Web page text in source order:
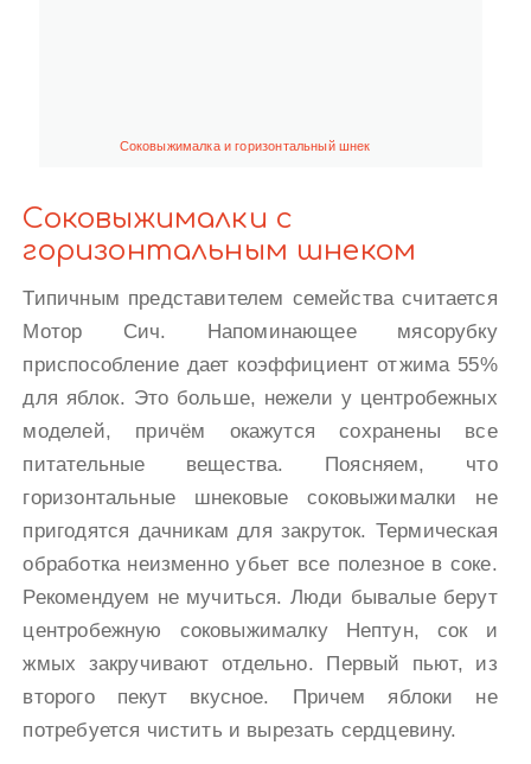
Соковыжималка и горизонтальный шнек
Соковыжималки с
горизонтальным шнеком
Типичным представителем семейства считается
Мотор Сич. Напоминающее мясорубку
приспособление дает коэффициент отжима 55%
для яблок. Это больше, нежели у центробежных
моделей, причём окажутся сохранены все
питательные вещества. Поясняем, что
горизонтальные шнековые соковыжималки не
пригодятся дачникам для закруток. Термическая
обработка неизменно убьет все полезное в соке.
Рекомендуем не мучиться. Люди бывалые берут
центробежную соковыжималку Нептун, сок и
жмых закручивают отдельно. Первый пьют, из
второго пекут вкусное. Причем яблоки не
потребуется чистить и вырезать сердцевину.